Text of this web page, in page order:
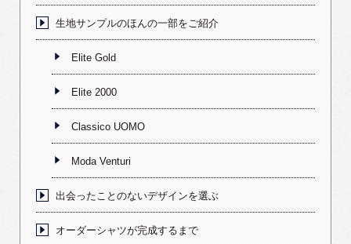
生地サンプルのほんの一部をご紹介
Elite Gold
Elite 2000
Classico UOMO
Moda Venturi
出会ったことのないデザインを選ぶ
オーダーシャツが完成するまで